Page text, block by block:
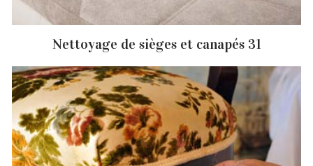
Nettoyage de sièges et canapés 31